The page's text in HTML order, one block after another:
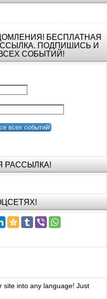
БЕСПЛАТНАЯ
ПОДПИШИСЬ И
СОБЫТИЙ!
всех событий!
РАССЫЛКА!
site into any language! Just